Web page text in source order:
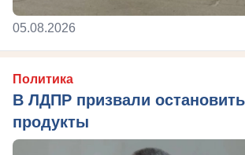
05.08.2026
Политика
В ЛДПР призвали
продукты